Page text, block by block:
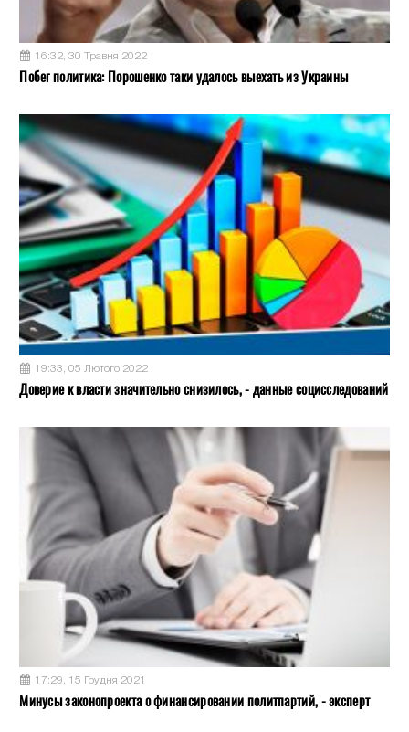
16:32, 30 Травня 2022
Побег политика: Порошенко таки удалось выехать из Украины
19:33, 05 Лютого 2022
Доверие к власти значительно снизилось, - данные социсследований
17:29, 15 Грудня 2021
Минусы законопроекта о финансировании политпартий, - эксперт